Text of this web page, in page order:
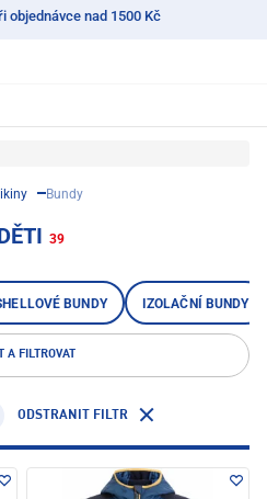
objednávce nad 1500 Kč
Bundy
39
BUNDY IZOLAČNÍ BUNDY
A FILTROVAT
ODSTRANIT FILTR